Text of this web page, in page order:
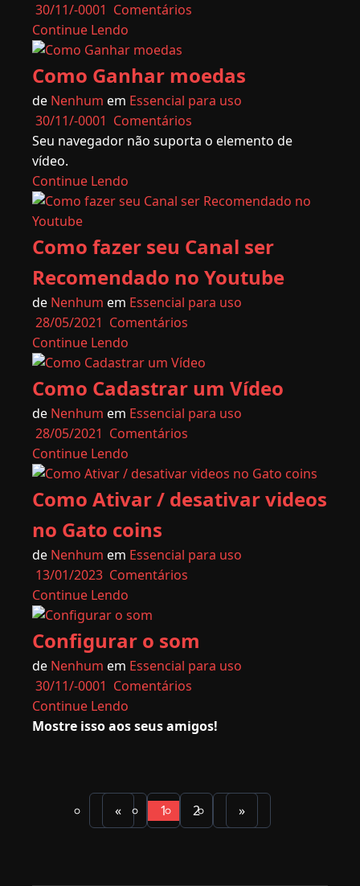
30/11/-0001 Comentários
Continue Lendo
Como Ganhar moedas
de Nenhum em Essencial para uso
30/11/-0001 Comentários
Seu navegador não suporta o elemento de
vídeo.
Continue Lendo
Como fazer seu Canal ser
Recomendado no Youtube
de Nenhum em Essencial para uso
28/05/2021 Comentários
Continue Lendo
Como Cadastrar um Vídeo
de Nenhum em Essencial para uso
28/05/2021 Comentários
Continue Lendo
Como Ativar / desativar videos
no Gato coins
de Nenhum em Essencial para uso
13/01/2023 Comentários
Continue Lendo
Configurar o som
de Nenhum em Essencial para uso
30/11/-0001 Comentários
Continue Lendo
Mostre isso aos seus amigos!
« 1 (atual)
2 »